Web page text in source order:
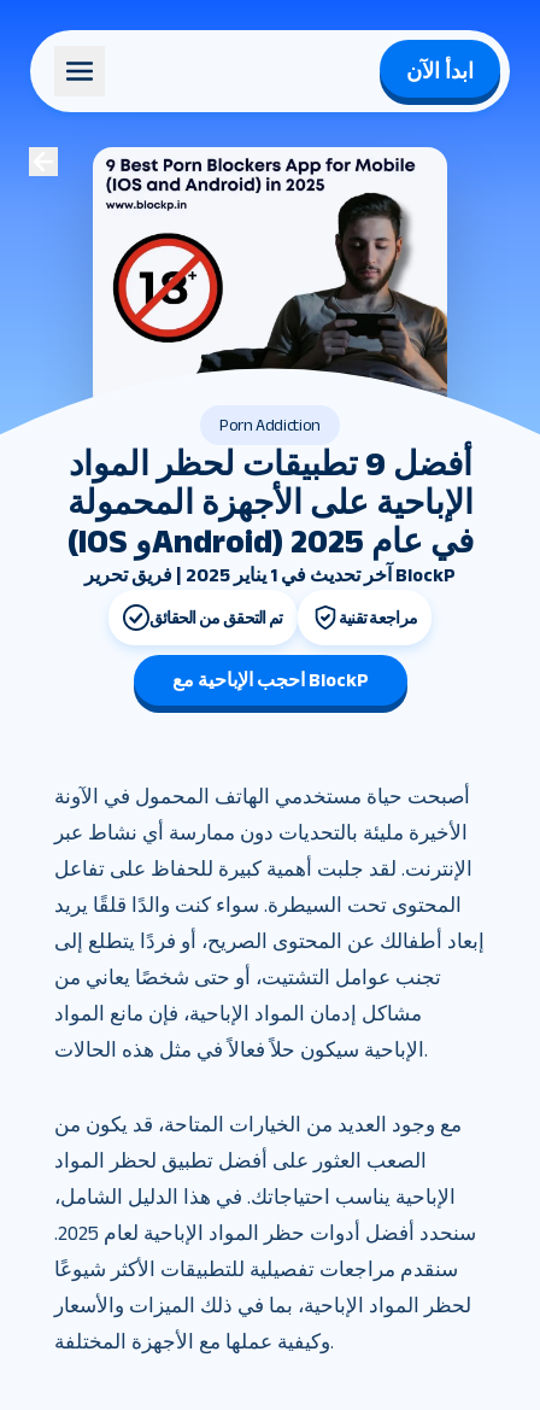
ابدأ الآن
Porn Addiction
أفضل 9 تطبيقات لحظر المواد
الإباحية على الأجهزة المحمولة
(IOS وAndroid) في عام 2025
آخر تحديث في 1 يناير 2025 | فريق تحرير BlockP
تم التحقق من الحقائق مراجعة تقنية
احجب الإباحية مع BlockP
أصبحت حياة مستخدمي الهاتف المحمول في الآونة
الأخيرة مليئة بالتحديات دون ممارسة أي نشاط عبر
الإنترنت. لقد جلبت أهمية كبيرة للحفاظ على تفاعل
المحتوى تحت السيطرة. سواء كنت والدًا قلقًا يريد
إبعاد أطفالك عن المحتوى الصريح، أو فردًا يتطلع إلى
تجنب عوامل التشتيت، أو حتى شخصًا يعاني من
مشاكل إدمان المواد الإباحية، فإن مانع المواد
الإباحية سيكون حلاً فعالاً في مثل هذه الحالات.
مع وجود العديد من الخيارات المتاحة، قد يكون من
الصعب العثور على أفضل تطبيق لحظر المواد
الإباحية يناسب احتياجاتك. في هذا الدليل الشامل،
سنحدد أفضل أدوات حظر المواد الإباحية لعام 2025.
سنقدم مراجعات تفصيلية للتطبيقات الأكثر شيوعًا
لحظر المواد الإباحية، بما في ذلك الميزات والأسعار
وكيفية عملها مع الأجهزة المختلفة.